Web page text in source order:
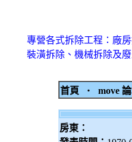
專營各式拆除工程：廠
裝潢拆除、機械拆除及
首頁 ‧ move
房東：